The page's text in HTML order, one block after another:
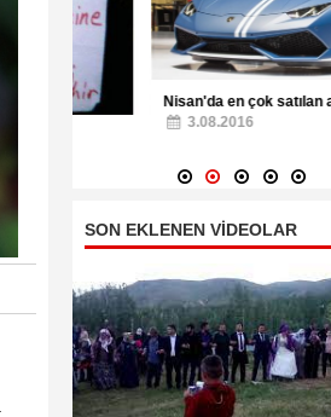
Nisan'da en çok satılan araba
3.08.2016